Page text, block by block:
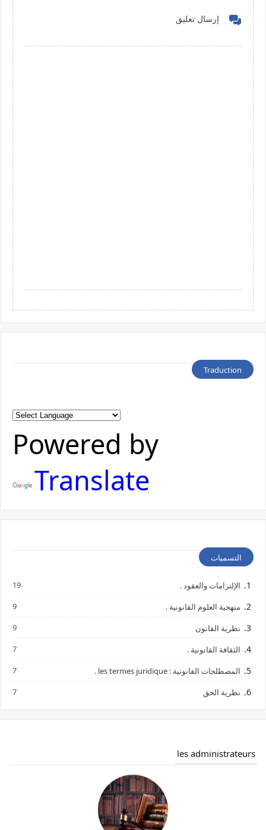
إرسال تعليق
Traduction
Powered by
Translate
التسميات
الإلتزامات والعقود . 19
منهجية العلوم القانونية . 9
نظرية القانون 9
الثقافة القانونية . 7
المصطلحات القانونية : les termes juridique . 7
نظرية الحق 7
les administrateurs